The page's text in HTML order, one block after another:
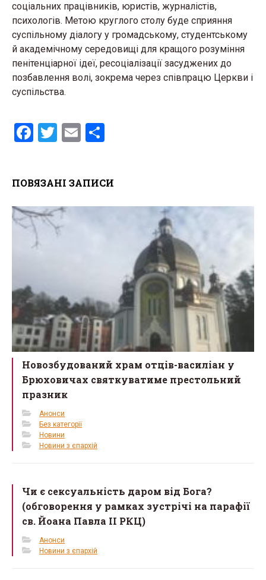
соціальних працівників, юристів, журналістів,
психологів. Метою круглого столу буде сприяння
суспільному діалогу у громадському, студентському
й академічному середовищі для кращого розуміння
пенітенціарної ідеї, ресоціалізації засуджених до
позбавлення волі, зокрема через співпрацю Церкви і
суспільства.
F
b
o
o
k
T
er
E
e
ПОВЯЗАНІ ЗАПИСИ
Новозбудований храм отців-василіан у
Брюховичах святкуватиме престольний
празник
Анонси
Без категорії
Новини
Новини з єпархій
Чи є сексуальність даром від Бога?
(обговорення у рамках зустрічі на парафії
св. Йоана Павла II РКЦ)
Анонси
Новини з єпархій